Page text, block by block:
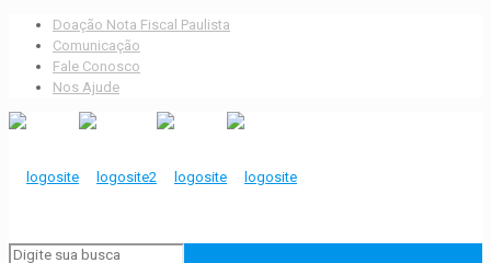
Doação Nota Fiscal Paulista
Comunicação
Fale Conosco
Nos Ajude